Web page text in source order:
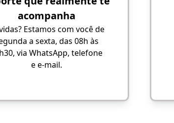
acompanha
Estamos com você de
a sexta, das 08h às
via WhatsApp, telefone
e e-mail.